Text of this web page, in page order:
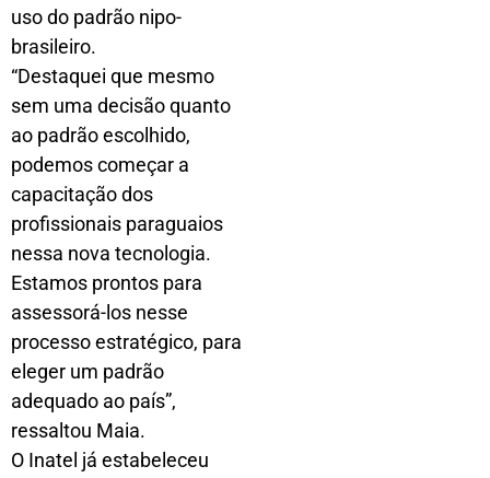
uso do padrão nipo-
brasileiro.
“Destaquei que mesmo
sem uma decisão quanto
ao padrão escolhido,
podemos começar a
capacitação dos
profissionais paraguaios
nessa nova tecnologia.
Estamos prontos para
assessorá-los nesse
processo estratégico, para
eleger um padrão
adequado ao país”,
ressaltou Maia.
O Inatel já estabeleceu